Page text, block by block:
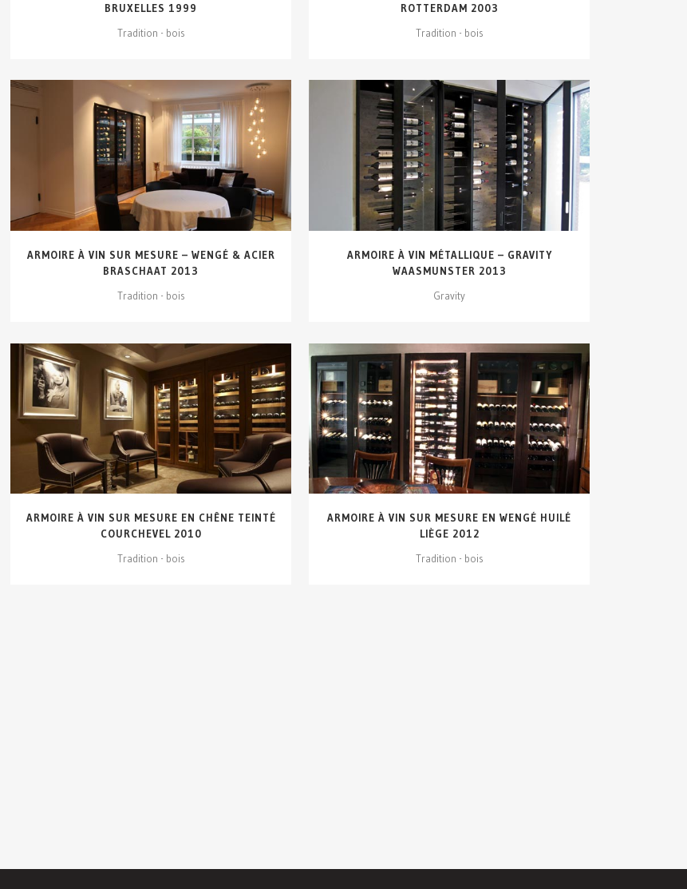
BRUXELLES 1999
Tradition - bois
ROTTERDAM 2003
Tradition - bois
VOIR DÉTAILS...
ARMOIRE À VIN SUR MESURE – WENGÉ & ACIER
BRASCHAAT 2013
Tradition - bois
VOIR DÉTAILS...
ARMOIRE À VIN MÉTALLIQUE – GRAVITY
WAASMUNSTER 2013
Gravity
VOIR DÉTAILS...
ARMOIRE À VIN SUR MESURE EN CHÊNE TEINTÉ
COURCHEVEL 2010
Tradition - bois
VOIR DÉTAILS...
ARMOIRE À VIN SUR MESURE EN WENGÉ HUILÉ
LIÈGE 2012
Tradition - bois